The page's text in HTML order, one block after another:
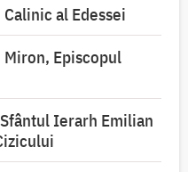
al Edessei
Episcopul
Ierarh Emilian